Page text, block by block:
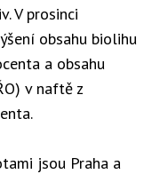
V prosinci
obsahu biolihu
a obsahu
v naftě z
jsou Praha a